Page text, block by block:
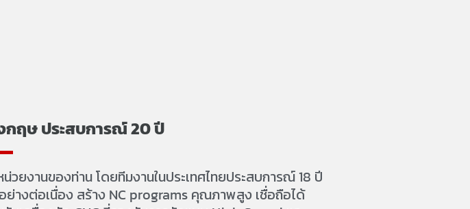
กฤษ ประสบการณ์ 20 ปี
งานของท่าน โดยทีมงานในประเทศไทยประสบการณ์ 18 ปี
ย่างต่อเนื่อง สร้าง NC programs คุณภาพสูง เชื่อถือได้